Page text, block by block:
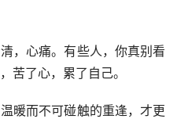
，心痛。有些人，你真别看
苦了心，累了自己。
暖而不可碰触的重逢，才更